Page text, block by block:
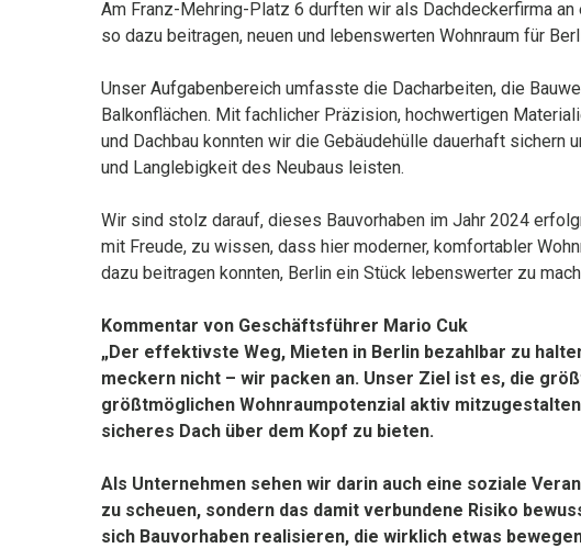
Am Franz-Mehring-Platz 6 durften wir als Dachdeckerfirma
so dazu beitragen, neuen und lebenswerten Wohnraum für
Unser Aufgabenbereich umfasste die Dacharbeiten, die
Balkonflächen. Mit fachlicher Präzision, hochwertigen
und Dachbau konnten wir die Gebäudehülle dauerhaft
und Langlebigkeit des Neubaus leisten.
Wir sind stolz darauf, dieses Bauvorhaben im Jahr 2024
mit Freude, zu wissen, dass hier moderner, komfortabler
dazu beitragen konnten, Berlin ein Stück lebenswerter zu
Kommentar von Geschäftsführer Mario Cuk
„Der effektivste Weg, Mieten in Berlin bezahlbar zu
meckern nicht – wir packen an. Unser Ziel ist es, die
größtmöglichen Wohnraumpotenzial aktiv
sicheres Dach über dem Kopf zu bieten.
Als Unternehmen sehen wir darin auch eine soziale
zu scheuen, sondern das damit verbundene Risiko
sich Bauvorhaben realisieren, die wirklich etwas